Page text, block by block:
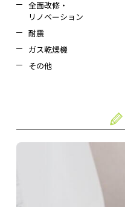
全面改修・
リノベーション
耐震
ガス乾燥機
その他